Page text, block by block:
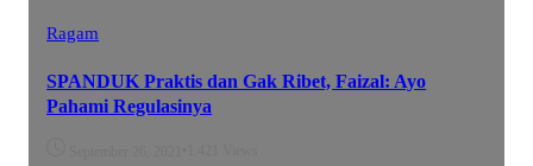
Ragam
SPANDUK Praktis dan Gak Ribet, Faizal: Ayo
Pahami Regulasinya